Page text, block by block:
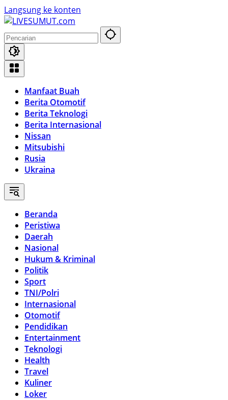
Langsung ke konten
Manfaat Buah
Berita Otomotif
Berita Teknologi
Berita Internasional
Nissan
Mitsubishi
Rusia
Ukraina
Beranda
Peristiwa
Daerah
Nasional
Hukum & Kriminal
Politik
Sport
TNI/Polri
Internasional
Otomotif
Pendidikan
Entertainment
Teknologi
Health
Travel
Kuliner
Loker